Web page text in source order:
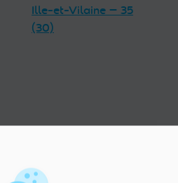
Ille-et-Vilaine — 35
(30)